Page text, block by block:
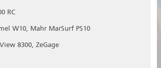
RC
W10, Mahr MarSurf PS10
8300, ZeGage